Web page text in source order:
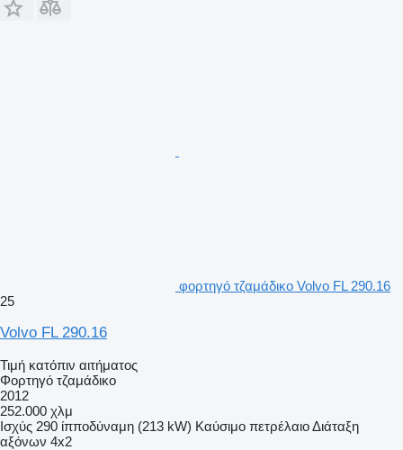
φορτηγό τζαμάδικο Volvo FL 290.16
25
Volvo FL 290.16
Τιμή κατόπιν αιτήματος
Φορτηγό τζαμάδικο
2012
252.000 χλμ
Ισχύς 290 ίπποδύναμη (213 kW) Καύσιμο πετρέλαιοΔιάταξη
αξόνων 4x2